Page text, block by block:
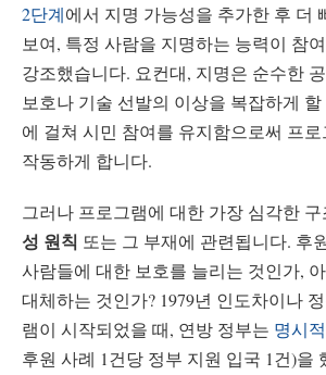
2단계에서 지명 가능성을 추가한 후 더
보여, 특정 사람을 지명하는 능력이 참
강조했습니다. 요컨대, 지명은 순수한
보호나 기술 선발의 이상을 복잡하게
에 걸쳐 시민 참여를 유지함으로써 프
작동하게 합니다.
그러나 프로그램에 대한 가장 심각한
성 원칙 또는 그 부재에 관련됩니다. 후
사람들에 대한 보호를 늘리는 것인가,
대체하는 것인가? 1979년 인도차이나
램이 시작되었을 때, 연방 정부는 명시
후원 사례 1건당 정부 지원 입국 1건)을